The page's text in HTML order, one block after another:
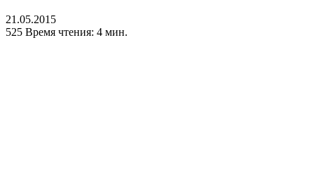
21.05.2015
525 Время чтения: 4 мин.